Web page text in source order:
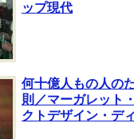
ップ現代
何十億人もの人の
則／マーガレット
クトデザイン・デ